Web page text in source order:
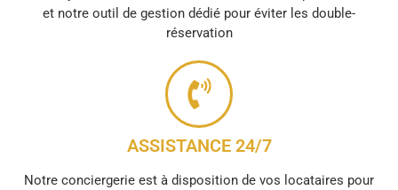
et notre outil de gestion dédié pour éviter les double-
réservation
ASSISTANCE 24/7
Notre conciergerie est à disposition de vos locataires pour